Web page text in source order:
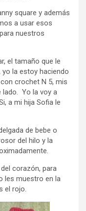
square y además
a usar esos
nuestros
el tamaño que le
la estoy haciendo
crochet N 5, mis
lado. Yo la voy a
a mi hija Sofia le
de bebe o
del hilo y la
corazón, para
les muestro en la
el rojo.